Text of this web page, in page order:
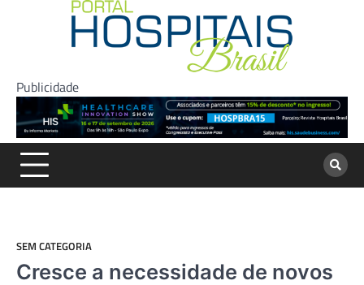
Publicidade
SEM CATEGORIA
Cresce a necessidade de novos